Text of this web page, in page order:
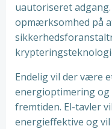
uautoriseret
opmærksomhed på
Endelig vil der være
energioptimering
fremtiden. El-tavler
energieffektive og